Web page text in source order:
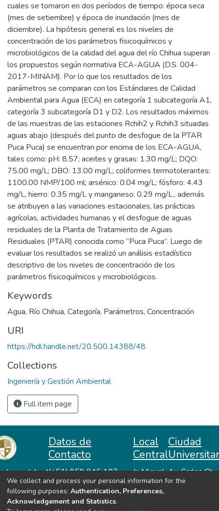
cuales se tomaron en dos períodos de tiempo: época seca
(mes de setiembre) y época de inundación (mes de
diciembre). La hipótesis general es los niveles de
concentración de los parámetros fisicoquímicos y
microbiológicos de la calidad del agua del río Chihua superan
los propuestos según normativa ECA-AGUA (D.S. 004-
2017-MINAM). Por lo que los resultados de los
parámetros se comparan con los Estándares de Calidad
Ambiental para Agua (ECA) en categoría 1 subcategoría A1,
categoría 3 subcategoría D1 y D2. Los resultados máximos
de las muestras de las estaciones Rchih2 y Rchih3 situadas
aguas abajo (después del punto de desfogue de la PTAR
Puca Puca) se encuentran por encima de los ECA-AGUA,
tales como: pH: 8.57; aceites y grasas: 1.30 mg/L; DQO:
75.00 mg/L; DBO: 13.00 mg/L; coliformes termotolerantes:
1100.00 NMP/100 ml; arsénico: 0.04 mg/L; fósforo: 4.43
mg/L, hierro: 0.35 mg/L y manganeso: 0.29 mg/L., además
se atribuyen a las variaciones estacionales, las prácticas
agrícolas, actividades humanas y el desfogue de aguas
residuales de la Planta de Tratamiento de Aguas
Residuales (PTAR) conocida como “Puca Puca”. Luego de
evaluar los resultados se realizó un análisis estadístico
descriptivo de los niveles de concentración de los
parámetros fisicoquímicos y microbiológicos.
Keywords
Agua, Río Chihua, Categoría, Parámetros, Concentración
URI
https://hdl.handle.net/20.500.14388/48
Collections
Ingeniería y Gestión Ambiental
Full item page
Datos de
Contacto
(+51) 959 945 107
repositorio@unah.edu.pe
https://www.unah.edu.pe
Local
Central
Jr. Miguel
Lazón No
370
Huanta -
Ciudad
Av. Carlos Ch.
Hiraoka
We collect and process your personal information for the
following purposes: Authentication, Preferences,
Acknowledgement and Statistics.